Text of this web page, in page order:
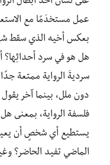
عمل مستخدَمًا مع
بعكس أخيه الذي سقط
هل هو في سرد أحداثِها؟
سرديةَ الرواية ممتعة
دون ملل، بينما آخر
فلسفة الرواية، بمعنى
يستطيع أي شخصٍ أن
الماضي تفيد الحاضر؟